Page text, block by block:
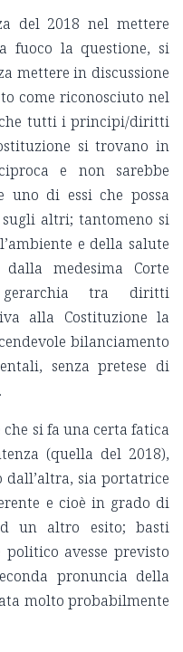
del 2018 nel mettere
fuoco la questione, si
mettere in discussione
come riconosciuto nel
che tutti i principi/diritti
si trovano in
e non sarebbe
uno di essi che possa
altri; tantomeno si
e della salute
medesima Corte
gerarchia tra diritti
alla Costituzione la
bilanciamento
senza pretese di
si fa una certa fatica
(quella del 2018),
dall’altra, sia portatrice
e cioè in grado di
un altro esito; basti
avesse previsto
pronuncia della
molto probabilmente